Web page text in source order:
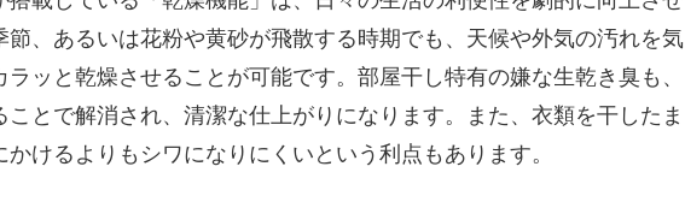
節、あるいは花粉や黄砂が飛散する時期でも、天候や外気の汚れを気
ッと乾燥させることが可能です。部屋干し特有の嫌な生乾き臭も、
とで解消され、清潔な仕上がりになります。また、衣類を干したま
けるよりもシワになりにくいという利点もあります。